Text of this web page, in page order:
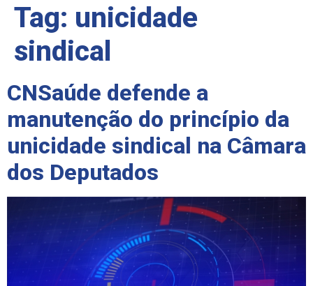
Tag: unicidade
sindical
CNSaúde defende a
manutenção do princípio da
unicidade sindical na Câmara
dos Deputados